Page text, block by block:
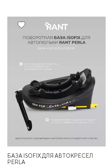
БАЗА ISOFIX ДЛЯ АВТОКРЕСЕЛ
PERLA